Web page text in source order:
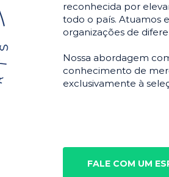
reconhecida por
todo o país. Atuamos
organizações de
Nossa abordagem
conhecimento de
exclusivamente à
FALE COM UM